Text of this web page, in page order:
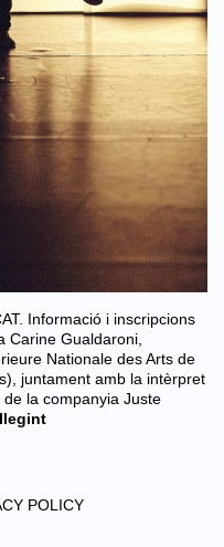
Informació i inscripcions
Gualdaroni,
Nationale des Arts de
juntament amb la intèrpret
la companyia Juste
POLICY